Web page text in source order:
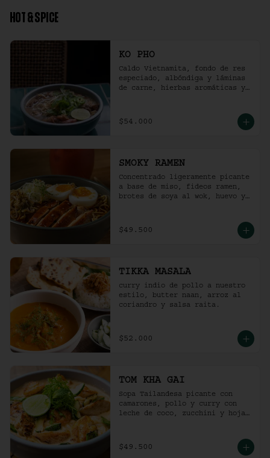
HOT & SPICE
KO PHO
Caldo Vietnamita, fondo de res
especiado, albóndiga y láminas
de carne, hierbas aromáticas y
$54.000
SMOKY RAMEN
Concentrado ligeramente picante
a base de miso, fideos ramen,
brotes de soya al wok, huevo y
$49.500
TIKKA MASALA
curry indio de pollo a nuestro
estilo, butter naan, arroz al
coriandro y salsa raita.
$52.000
TOM KHA GAI
Sopa Tailandesa picante con
camarones, pollo y curry con
leche de coco, zucchini y hojas
$49.500